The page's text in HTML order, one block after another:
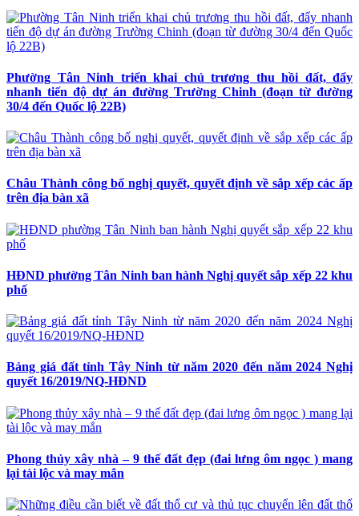
Phường Tân Ninh triển khai chủ trương thu hồi đất, đẩy
nhanh tiến độ dự án đường Trường Chinh (đoạn từ đường
30/4 đến Quốc lộ 22B)
Châu Thành công bố nghị quyết, quyết định về sắp xếp các ấp
trên địa bàn xã
HĐND phường Tân Ninh ban hành Nghị quyết sắp xếp 22 khu
phố
Bảng giá đất tỉnh Tây Ninh từ năm 2020 đến năm 2024 Nghị
quyết 16/2019/NQ-HĐND
Phong thủy xây nhà – 9 thế đất đẹp (đai lưng ôm ngọc ) mang
lại tài lộc và may mắn